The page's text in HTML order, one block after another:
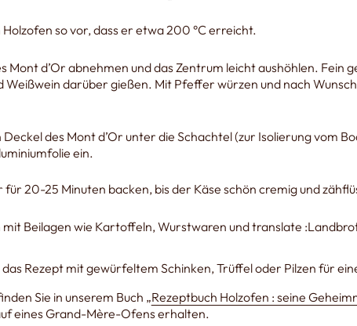
Holzofen so vor, dass er etwa 200 °C erreicht.
Mont d’Or abnehmen und das Zentrum leicht aushöhlen. Fein
Weißwein darüber gießen. Mit Pfeffer würzen und nach
Deckel des Mont d’Or unter die Schachtel (zur Isolierung vom
ein.
für 20-25 Minuten backen, bis der Käse schön cremig und
mit Beilagen wie Kartoffeln, Wurstwaren und translate
das Rezept mit gewürfeltem Schinken, Trüffel oder Pilzen für
Sie in unserem Buch „Rezeptbuch Holzofen : seine
eines Grand-Mère-Ofens erhalten.